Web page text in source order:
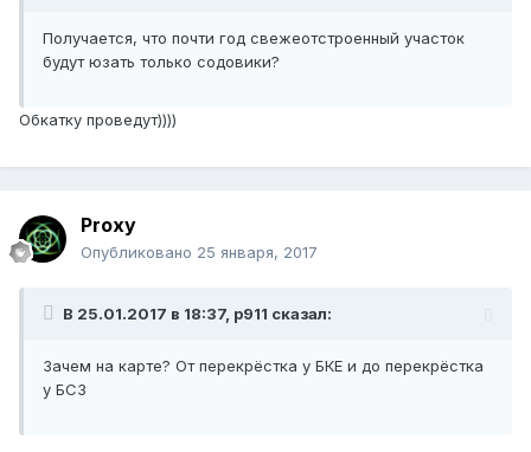
Получается, что почти год свежеотстроенный участок
будут юзать только содовики?
Обкатку проведут))))
Proxy
Опубликовано 25 января, 2017
В 25.01.2017 в 18:37, p911 сказал:
Зачем на карте? От перекрёстка у БКЕ и до перекрёстка
у БСЗ